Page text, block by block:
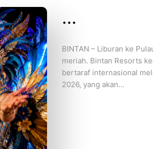
…
BINTAN – Liburan ke
meriah. Bintan Resorts
bertaraf internasional
2026, yang akan…